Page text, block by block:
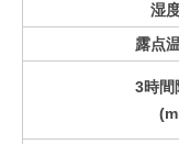
湿
露点
3時間